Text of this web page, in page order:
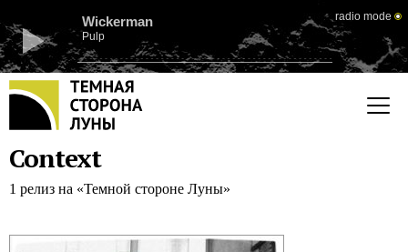
Wickerman
Pulp
radio mode
Context
1 релиз на «Темной стороне Луны»